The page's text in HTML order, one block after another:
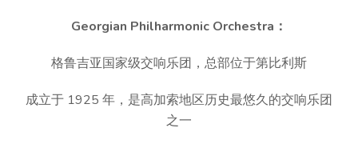
Georgian Philharmonic Orchestra：
格鲁吉亚国家级交响乐团，总部位于第比利斯
成立于 1925 年，是高加索地区历史最悠久的交响乐团
之一